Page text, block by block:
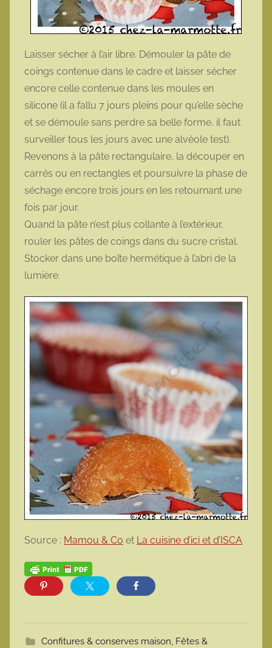
Laisser sécher à l’air libre. Démouler la pâte de
coings contenue dans le cadre et laisser sécher
encore celle contenue dans les moules en
silicone (il a fallu 7 jours pleins pour qu’elle sèche
et se démoule sans perdre sa belle forme, il faut
surveiller tous les jours avec une alvéole test).
Revenons à la pâte rectangulaire, la découper en
carrés ou en rectangles et poursuivre la phase de
séchage encore trois jours en les retournant une
fois par jour.
Quand la pâte n’est plus collante à l’extérieur,
rouler les pâtes de coings dans du sucre cristal.
Stocker dans une boîte hermétique à l’abri de la
lumière.
Source : Mamou & Co et La cuisine d’ici et d’ISCA
Confitures & conserves maison, Fêtes &